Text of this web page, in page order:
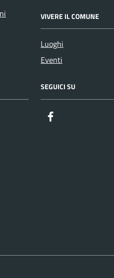
VIVERE IL COMUNE
Luoghi
Eventi
SEGUICI SU